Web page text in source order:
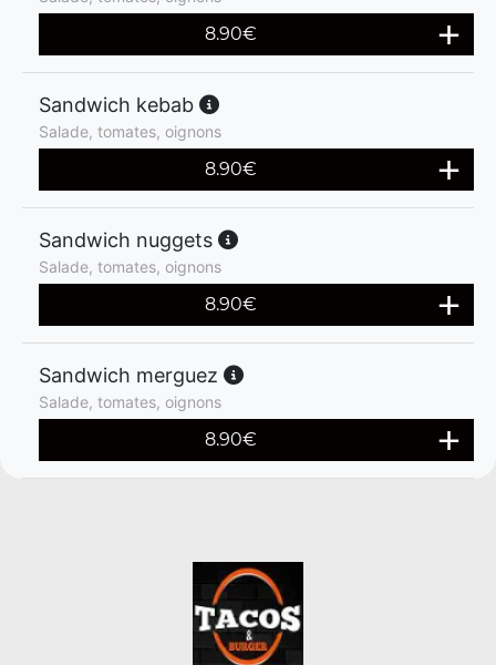
8.90€
Sandwich kebab
Salade, tomates, oignons
8.90€
Sandwich nuggets
Salade, tomates, oignons
8.90€
Sandwich merguez
Salade, tomates, oignons
8.90€